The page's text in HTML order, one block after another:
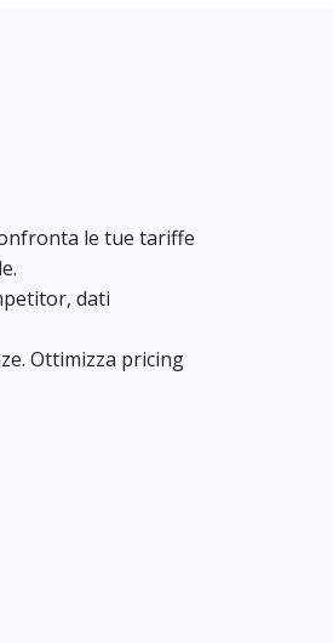
le tue tariffe
dati
Ottimizza pricing